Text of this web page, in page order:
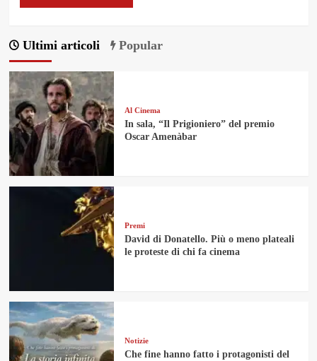
Ultimi articoli Popular
Al Cinema
In sala, “Il Prigioniero” del premio
Oscar Amenàbar
Premi
David di Donatello. Più o meno plateali
le proteste di chi fa cinema
Notizie
Che fine hanno fatto i protagonisti del